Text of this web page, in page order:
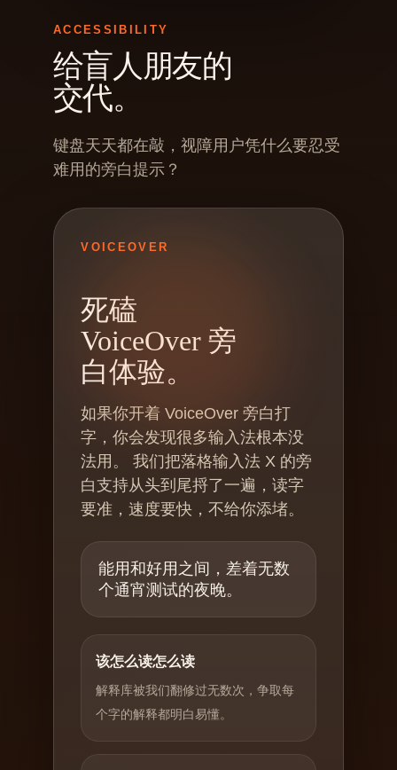
ACCESSIBILITY
给盲人朋友的
交代。
键盘天天都在敲，视障用户凭什么要忍受
难用的旁白提示？
VOICEOVER
死磕
VoiceOver 旁
白体验。
如果你开着 VoiceOver 旁白打
字，你会发现很多输入法根本没
法用。 我们把落格输入法 X 的旁
白支持从头到尾捋了一遍，读字
要准，速度要快，不给你添堵。
能用和好用之间，差着无数
个通宵测试的夜晚。
该怎么读怎么读
解释库被我们翻修过无数次，争取每
个字的解释都明白易懂。